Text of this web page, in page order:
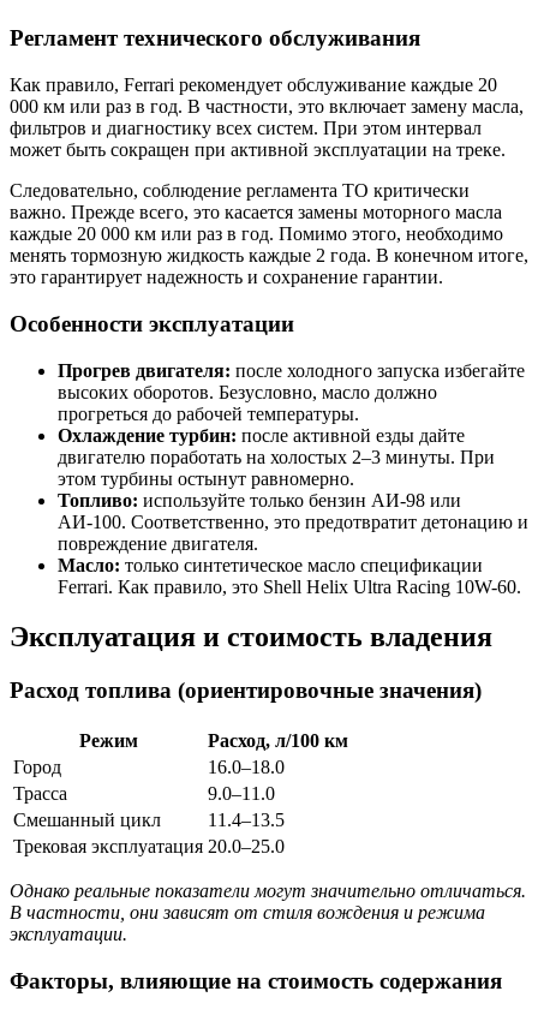
Регламент технического обслуживания
Как правило, Ferrari рекомендует обслуживание каждые 20
000 км или раз в год. В частности, это включает замену масла,
фильтров и диагностику всех систем. При этом интервал
может быть сокращен при активной эксплуатации на треке.
Следовательно, соблюдение регламента ТО критически
важно. Прежде всего, это касается замены моторного масла
каждые 20 000 км или раз в год. Помимо этого, необходимо
менять тормозную жидкость каждые 2 года. В конечном итоге,
это гарантирует надежность и сохранение гарантии.
Особенности эксплуатации
Прогрев двигателя: после холодного запуска избегайте
высоких оборотов. Безусловно, масло должно
прогреться до рабочей температуры.
Охлаждение турбин: после активной езды дайте
двигателю поработать на холостых 2–3 минуты. При
этом турбины остынут равномерно.
Топливо: используйте только бензин АИ-98 или
АИ-100. Соответственно, это предотвратит детонацию и
повреждение двигателя.
Масло: только синтетическое масло спецификации
Ferrari. Как правило, это Shell Helix Ultra Racing 10W-60.
Эксплуатация и стоимость владения
Расход топлива (ориентировочные значения)
Режим
Расход, л/100 км
Город
16.0–18.0
Трасса
9.0–11.0
Смешанный цикл
11.4–13.5
Трековая эксплуатация 20.0–25.0
Однако реальные показатели могут значительно отличаться.
В частности, они зависят от стиля вождения и режима
эксплуатации.
Факторы, влияющие на стоимость содержания